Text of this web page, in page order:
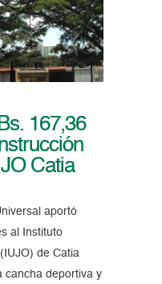
167,36
Catia
aportó
al Instituto
de Catia
cancha deportiva y